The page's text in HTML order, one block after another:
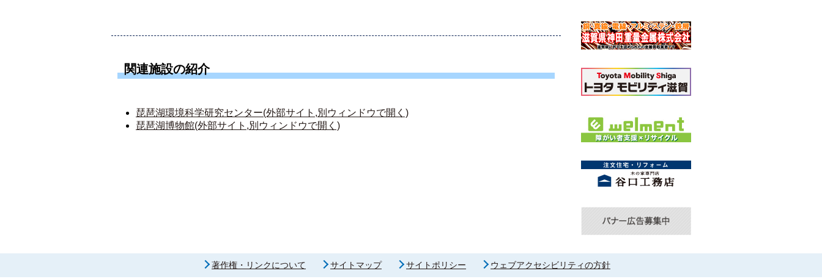
関連施設の紹介
琵琶湖環境科学研究センター(外部サイト,別ウィンドウで開く)
琵琶湖博物館(外部サイト,別ウィンドウで開く)
著作権・リンクについて サイトマップ サイトポリシー ウェブアクセシビリティの方針